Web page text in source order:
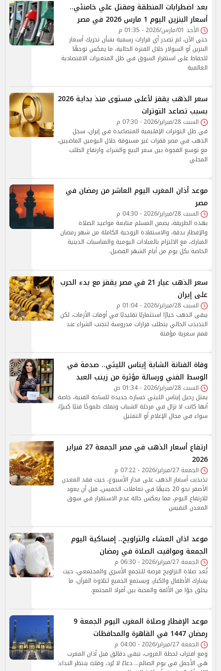
بعد اضطرابات المنطقة ومقتل علي خامنئي..
أسعار البنزين اليوم 1 مارس 2026 في مصر
الأحد 01/مارس/2026 - 01:35 م
حتى الآن، لم تصدر أي قرارات رسمية بشأن تحريك أسعار
البنزين أو السولار خلال الفترة الحالية، ما يعكس توجهًا
للحفاظ على استقرار السوق في ظل المتغيرات الاقتصادية
العالمية
سعر الذهب يقفز لأعلى مستوى منذ بداية 2026
بسبب تصاعد التوترات
السبت 28/فبراير/2026 - 07:30 م
في ظل التوترات الإقليمية المتصاعدة في إيران، سجل
الذهب في مصر قفزات غير مسبوقة خلال اليومين الماضيين،
مع توسع الفجوة بين سعر البيع والشراء، وارتفاع الطلب
المحلي
موعد أذان المغرب اليوم العاشر من رمضان في
مصر
السبت 28/فبراير/2026 - 04:30 م
بهذه الطريقة، يضمن المسلم متابعة مواعيد الصلاة
والإفطار بدقة، والاستفادة الروحية الكاملة من شهر رمضان
المبارك، مع الالتزام بالعبادات اليومية والمناسبات الدينية
الخاصة بكل يوم من أيام الشهر الفضيل.
سعر الذهب عيار 21 في مصر يقفز مع بدء الحرب
على إيران
السبت 28/فبراير/2026 - 01:04 م
يبقى الذهب خيارًا استثماريًا تقليديًا في أوقات الأزمات، لكن
التذبذب الحالي يتطلب قرارات مدروسة لتجنب الشراء عند
قمم سعرية مؤقتة
وفاة الفنانة الشابة إيناس الليثي.. صدمة في
الوسط الفني ورسالة مؤثرة من زينب العبد
السبت 28/فبراير/2026 - 01:34 ص
يمثل رحيل إيناس الليثي خسارة جديدة للساحة الفنية، خاصة
أنها كانت لا تزال في مرحلة الشباب وتملك طموحًا فنيًا كبيرًا،
سواء في مجال الإعلام أو التمثيل
ارتفاع أسعار الذهب في مصر الجمعة 27 فبراير
2026
الجمعة 27/فبراير/2026 - 07:22 م
تذبذبت أسعار الذهب على مدار الأسبوع، حيث فقد المعدن
الأصفر نحو 20 جنيهًا في تعاملات الخميس، قبل أن يعود
للارتفاع اليوم، مما يعكس حالة عدم الاستقرار في سوق
المعدن النفيس
موعد اذان العشاء والتراويح.. إمساكية اليوم
الجمعة ومواقيت الصلاة في رمضان
الجمعة 27/فبراير/2026 - 06:30 م
تُعد صلاة التراويح فرصة للتجمع الأسري والمجتمعي، حيث
يشارك الأطفال والكبار، ويستمع الجميع لتلاوة القرآن، ما
يخلق جوًا من الألفة والمحبة بين أفراد المجتمع.
موعد الإفطار وصلاة المغرب اليوم الجمعة 9
رمضان 1447 في القاهرة والمحافظات
الجمعة 27/فبراير/2026 - 04:00 م
ومع اقتراب لحظة الغروب، تبقى دقائق قبل أذان المغرب
هي الأجمل في يوم الصائم… دعاءٌ لا يُرد، وقلبٌ ينتظر النداء: